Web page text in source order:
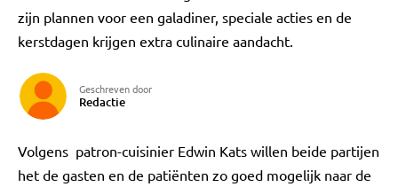
zijn plannen voor een galadiner, speciale acties en de
kerstdagen krijgen extra culinaire aandacht.
Geschreven door
Redactie
Volgens patron-cuisinier Edwin Kats willen beide partijen
het de gasten en de patiënten zo goed mogelijk naar de